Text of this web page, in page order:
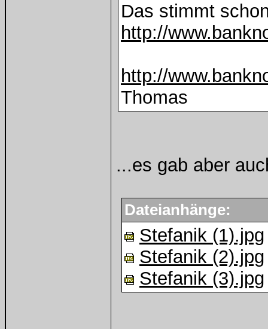
Das stimmt
http://
http://
Thomas
...es gab aber
Dateianhänge:
Stefanik (1).jpg
Stefanik (2).jpg
Stefanik (3).jpg